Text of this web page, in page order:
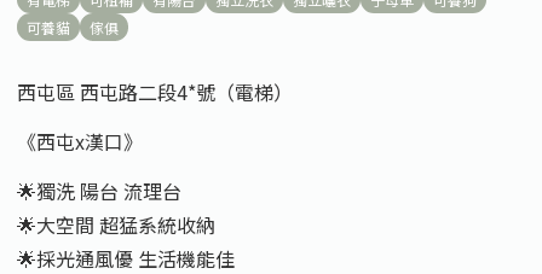
可養貓
傢俱
西屯區 西屯路二段4*號（電梯）
《西屯x漢口》
🌟獨洗 陽台 流理台
🌟大空間 超猛系統收納
🌟採光通風優 生活機能佳